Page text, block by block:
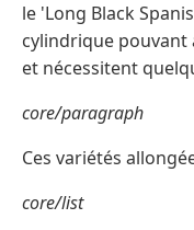
le 'Long Black
cylindrique pouvant
et nécessitent
core/paragraph
Ces variétés
core/list